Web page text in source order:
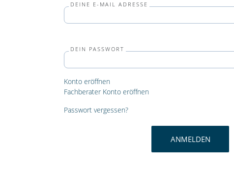
DEINE E-MAIL ADRESSE
DEIN PASSWORT
Konto eröffnen
Fachberater Konto eröffnen
Passwort vergessen?
ANMELDEN